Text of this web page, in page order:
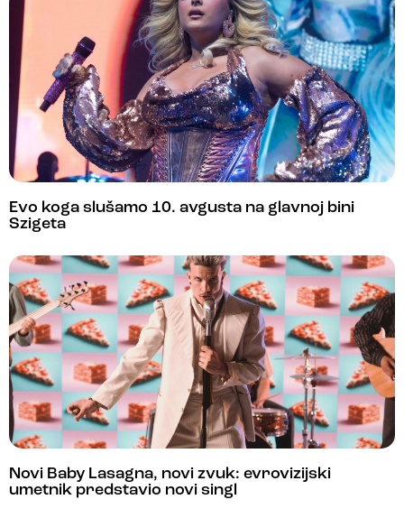
Evo koga slušamo 10. avgusta na glavnoj bini
Szigeta
Novi Baby Lasagna, novi zvuk: evrovizijski
umetnik predstavio novi singl